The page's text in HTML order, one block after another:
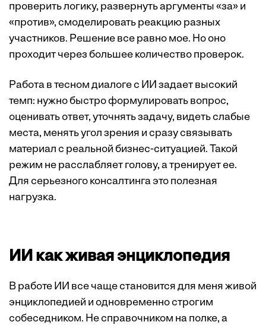
проверить логику, развернуть аргументы «за» и
«против», смоделировать реакцию разных
участников. Решение все равно мое. Но оно
проходит через большее количество проверок.
Работа в тесном диалоге с ИИ задает высокий
темп: нужно быстро формулировать вопрос,
оценивать ответ, уточнять задачу, видеть слабые
места, менять угол зрения и сразу связывать
материал с реальной бизнес-ситуацией. Такой
режим не расслабляет голову, а тренирует ее.
Для серьезного консалтинга это полезная
нагрузка.
ИИ как живая энциклопедия
В работе ИИ все чаще становится для меня живой
энциклопедией и одновременно строгим
собеседником. Не справочником на полке, а